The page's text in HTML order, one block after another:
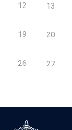
12 13
19 20
26 27